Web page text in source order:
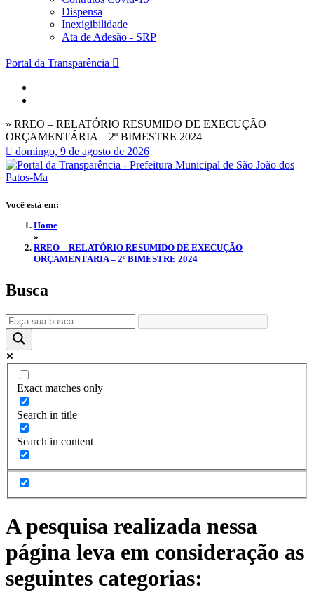
Dispensa
Inexigibilidade
Ata de Adesão - SRP
Portal da Transparência
» RREO – RELATÓRIO RESUMIDO DE EXECUÇÃO
ORÇAMENTÁRIA – 2º BIMESTRE 2024
domingo, 9 de agosto de 2026
Você está em:
Home
»
RREO – RELATÓRIO RESUMIDO DE EXECUÇÃO
ORÇAMENTÁRIA – 2º BIMESTRE 2024
Busca
Exact matches only
Search in title
Search in content
A pesquisa realizada nessa
página leva em consideração as
seguintes categorias: